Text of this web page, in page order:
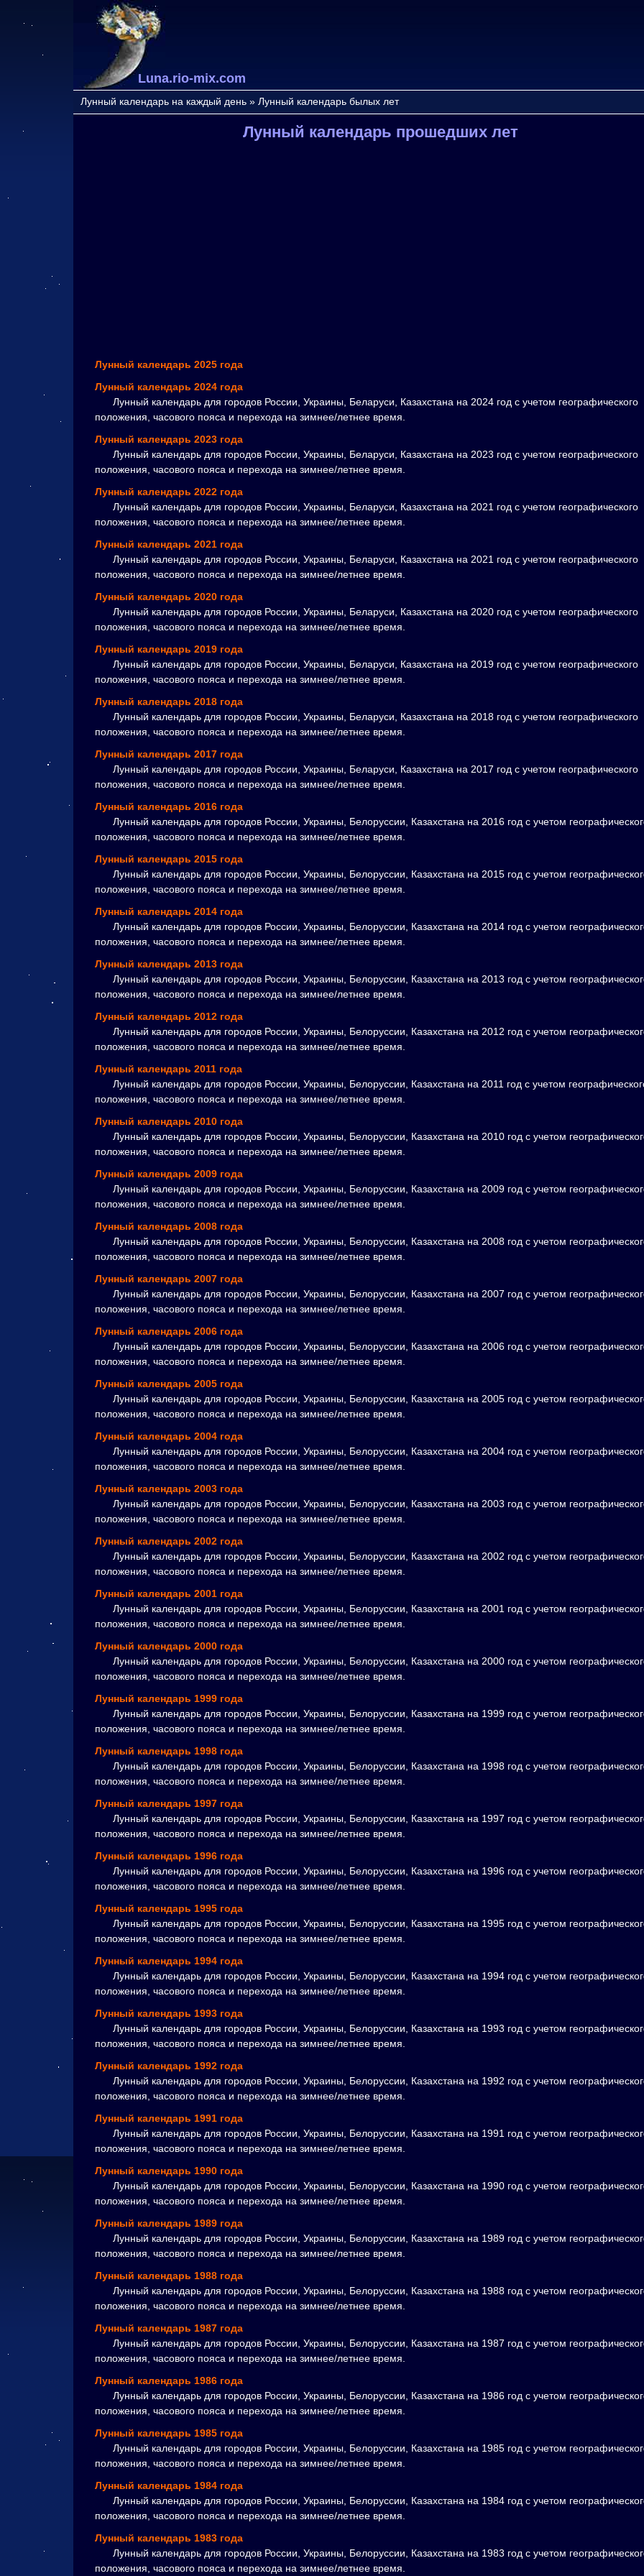
Luna.rio-mix.com
Лунный календарь на каждый день » Лунный календарь былых лет
Лунный календарь прошедших лет
Лунный календарь 2025 года
Лунный календарь 2024 года
Лунный календарь для городов России, Украины, Беларуси, Казахстана на 2024 год с учетом географического
положения, часового пояса и перехода на зимнее/летнее время.
Лунный календарь 2023 года
Лунный календарь для городов России, Украины, Беларуси, Казахстана на 2023 год с учетом географического
положения, часового пояса и перехода на зимнее/летнее время.
Лунный календарь 2022 года
Лунный календарь для городов России, Украины, Беларуси, Казахстана на 2021 год с учетом географического
положения, часового пояса и перехода на зимнее/летнее время.
Лунный календарь 2021 года
Лунный календарь для городов России, Украины, Беларуси, Казахстана на 2021 год с учетом географического
положения, часового пояса и перехода на зимнее/летнее время.
Лунный календарь 2020 года
Лунный календарь для городов России, Украины, Беларуси, Казахстана на 2020 год с учетом географического
положения, часового пояса и перехода на зимнее/летнее время.
Лунный календарь 2019 года
Лунный календарь для городов России, Украины, Беларуси, Казахстана на 2019 год с учетом географического
положения, часового пояса и перехода на зимнее/летнее время.
Лунный календарь 2018 года
Лунный календарь для городов России, Украины, Беларуси, Казахстана на 2018 год с учетом географического
положения, часового пояса и перехода на зимнее/летнее время.
Лунный календарь 2017 года
Лунный календарь для городов России, Украины, Беларуси, Казахстана на 2017 год с учетом географического
положения, часового пояса и перехода на зимнее/летнее время.
Лунный календарь 2016 года
Лунный календарь для городов России, Украины, Белоруссии, Казахстана на 2016 год с учетом
положения, часового пояса и перехода на зимнее/летнее время.
Лунный календарь 2015 года
Лунный календарь для городов России, Украины, Белоруссии, Казахстана на 2015 год с учетом
положения, часового пояса и перехода на зимнее/летнее время.
Лунный календарь 2014 года
Лунный календарь для городов России, Украины, Белоруссии, Казахстана на 2014 год с учетом
положения, часового пояса и перехода на зимнее/летнее время.
Лунный календарь 2013 года
Лунный календарь для городов России, Украины, Белоруссии, Казахстана на 2013 год с учетом
положения, часового пояса и перехода на зимнее/летнее время.
Лунный календарь 2012 года
Лунный календарь для городов России, Украины, Белоруссии, Казахстана на 2012 год с учетом
положения, часового пояса и перехода на зимнее/летнее время.
Лунный календарь 2011 года
Лунный календарь для городов России, Украины, Белоруссии, Казахстана на 2011 год с учетом
положения, часового пояса и перехода на зимнее/летнее время.
Лунный календарь 2010 года
Лунный календарь для городов России, Украины, Белоруссии, Казахстана на 2010 год с учетом
положения, часового пояса и перехода на зимнее/летнее время.
Лунный календарь 2009 года
Лунный календарь для городов России, Украины, Белоруссии, Казахстана на 2009 год с учетом
положения, часового пояса и перехода на зимнее/летнее время.
Лунный календарь 2008 года
Лунный календарь для городов России, Украины, Белоруссии, Казахстана на 2008 год с учетом
положения, часового пояса и перехода на зимнее/летнее время.
Лунный календарь 2007 года
Лунный календарь для городов России, Украины, Белоруссии, Казахстана на 2007 год с учетом
положения, часового пояса и перехода на зимнее/летнее время.
Лунный календарь 2006 года
Лунный календарь для городов России, Украины, Белоруссии, Казахстана на 2006 год с учетом
положения, часового пояса и перехода на зимнее/летнее время.
Лунный календарь 2005 года
Лунный календарь для городов России, Украины, Белоруссии, Казахстана на 2005 год с учетом
положения, часового пояса и перехода на зимнее/летнее время.
Лунный календарь 2004 года
Лунный календарь для городов России, Украины, Белоруссии, Казахстана на 2004 год с учетом
положения, часового пояса и перехода на зимнее/летнее время.
Лунный календарь 2003 года
Лунный календарь для городов России, Украины, Белоруссии, Казахстана на 2003 год с учетом
положения, часового пояса и перехода на зимнее/летнее время.
Лунный календарь 2002 года
Лунный календарь для городов России, Украины, Белоруссии, Казахстана на 2002 год с учетом
положения, часового пояса и перехода на зимнее/летнее время.
Лунный календарь 2001 года
Лунный календарь для городов России, Украины, Белоруссии, Казахстана на 2001 год с учетом
положения, часового пояса и перехода на зимнее/летнее время.
Лунный календарь 2000 года
Лунный календарь для городов России, Украины, Белоруссии, Казахстана на 2000 год с учетом
положения, часового пояса и перехода на зимнее/летнее время.
Лунный календарь 1999 года
Лунный календарь для городов России, Украины, Белоруссии, Казахстана на 1999 год с учетом
положения, часового пояса и перехода на зимнее/летнее время.
Лунный календарь 1998 года
Лунный календарь для городов России, Украины, Белоруссии, Казахстана на 1998 год с учетом
положения, часового пояса и перехода на зимнее/летнее время.
Лунный календарь 1997 года
Лунный календарь для городов России, Украины, Белоруссии, Казахстана на 1997 год с учетом
положения, часового пояса и перехода на зимнее/летнее время.
Лунный календарь 1996 года
Лунный календарь для городов России, Украины, Белоруссии, Казахстана на 1996 год с учетом
положения, часового пояса и перехода на зимнее/летнее время.
Лунный календарь 1995 года
Лунный календарь для городов России, Украины, Белоруссии, Казахстана на 1995 год с учетом
положения, часового пояса и перехода на зимнее/летнее время.
Лунный календарь 1994 года
Лунный календарь для городов России, Украины, Белоруссии, Казахстана на 1994 год с учетом
положения, часового пояса и перехода на зимнее/летнее время.
Лунный календарь 1993 года
Лунный календарь для городов России, Украины, Белоруссии, Казахстана на 1993 год с учетом
положения, часового пояса и перехода на зимнее/летнее время.
Лунный календарь 1992 года
Лунный календарь для городов России, Украины, Белоруссии, Казахстана на 1992 год с учетом
положения, часового пояса и перехода на зимнее/летнее время.
Лунный календарь 1991 года
Лунный календарь для городов России, Украины, Белоруссии, Казахстана на 1991 год с учетом
положения, часового пояса и перехода на зимнее/летнее время.
Лунный календарь 1990 года
Лунный календарь для городов России, Украины, Белоруссии, Казахстана на 1990 год с учетом
положения, часового пояса и перехода на зимнее/летнее время.
Лунный календарь 1989 года
Лунный календарь для городов России, Украины, Белоруссии, Казахстана на 1989 год с учетом
положения, часового пояса и перехода на зимнее/летнее время.
Лунный календарь 1988 года
Лунный календарь для городов России, Украины, Белоруссии, Казахстана на 1988 год с учетом
положения, часового пояса и перехода на зимнее/летнее время.
Лунный календарь 1987 года
Лунный календарь для городов России, Украины, Белоруссии, Казахстана на 1987 год с учетом
положения, часового пояса и перехода на зимнее/летнее время.
Лунный календарь 1986 года
Лунный календарь для городов России, Украины, Белоруссии, Казахстана на 1986 год с учетом
положения, часового пояса и перехода на зимнее/летнее время.
Лунный календарь 1985 года
Лунный календарь для городов России, Украины, Белоруссии, Казахстана на 1985 год с учетом
положения, часового пояса и перехода на зимнее/летнее время.
Лунный календарь 1984 года
Лунный календарь для городов России, Украины, Белоруссии, Казахстана на 1984 год с учетом
положения, часового пояса и перехода на зимнее/летнее время.
Лунный календарь 1983 года
Лунный календарь для городов России, Украины, Белоруссии, Казахстана на 1983 год с учетом
положения, часового пояса и перехода на зимнее/летнее время.